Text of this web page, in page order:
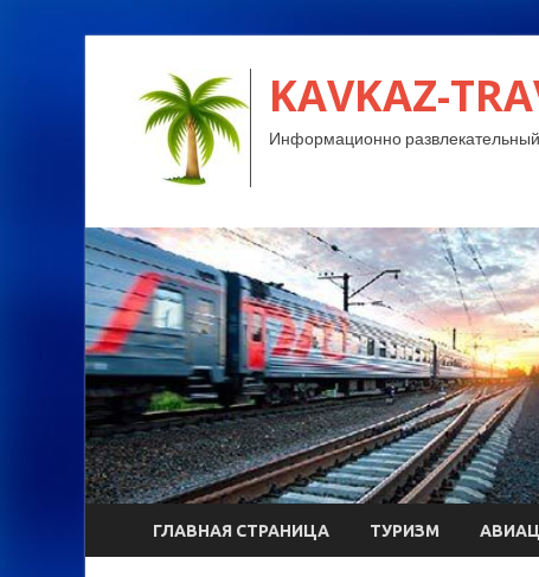
KAVKAZ-
Информационно развлекательный
ГЛАВНАЯ СТРАНИЦА ТУРИЗМ